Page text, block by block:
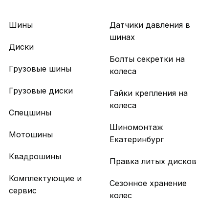
Шины
Диски
Грузовые шины
Грузовые диски
Спецшины
Мотошины
Квадрошины
Комплектующие и
сервис
Датчики давления в
шинах
Болты секретки на
колеса
Гайки крепления на
колеса
Шиномонтаж
Екатеринбург
Правка литых дисков
Сезонное хранение
колес